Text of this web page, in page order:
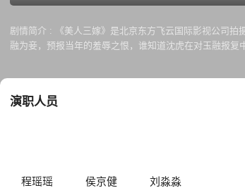
剧情简介 :
《美人三嫁》是北京东方飞云国际影视公司
融为妾，预报当年的羞辱之恨，谁知道沈虎在对玉融报复
演职人员
程瑶瑶 侯京健 刘淼淼